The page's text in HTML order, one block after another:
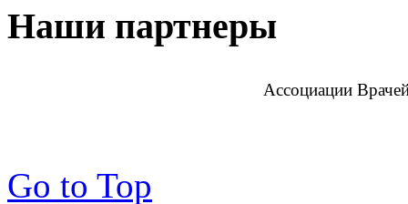
Наши партнеры
Ассоциации
Go to Top